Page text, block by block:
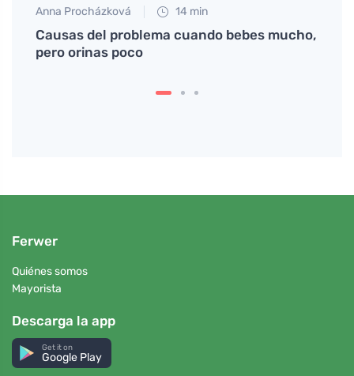
Anna Procházková 14 min
Causas del problema cuando bebes mucho,
pero orinas poco
Ferwer
Quiénes somos
Mayorista
Descarga la app
Get it on
Google Play